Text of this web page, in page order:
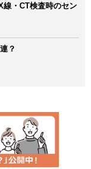
・CT検査時のセン
？